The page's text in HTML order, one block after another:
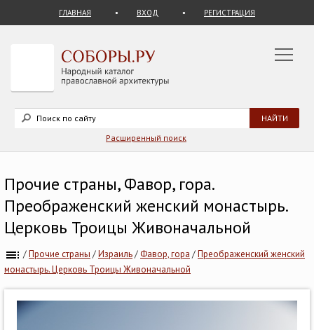
ГЛАВНАЯ ВХОД РЕГИСТРАЦИЯ
Расширенный поиск
Прочие страны, Фавор, гора.
Преображенский женский монастырь.
Церковь Троицы Живоначальной
/Прочие страны /Израиль/Фавор, гора /Преображенский женский
монастырь. Церковь Троицы Живоначальной